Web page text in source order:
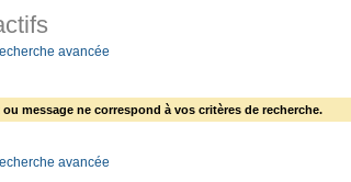
avancée
message ne correspond à vos critères de recherche.
avancée